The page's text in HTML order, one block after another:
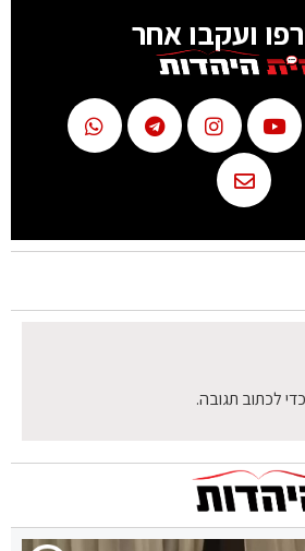
ועקבו אחר
כדי לכתוב תגובה.